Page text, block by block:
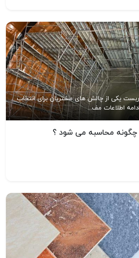
یکی از چالش های مشتریان برای انتخاب
اطلاعات مف...
محاسبه می شود ؟